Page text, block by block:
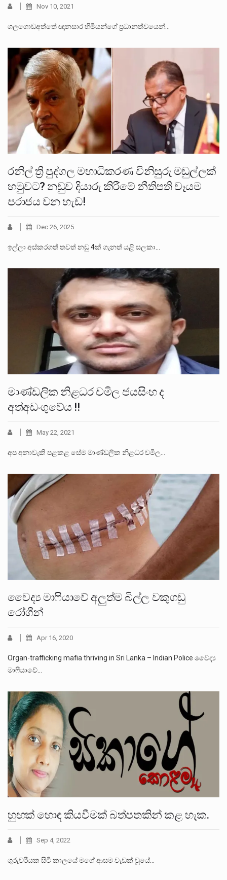
Nov 10, 2021
ගලගොඩඅත්තේ ඥානසාර හිමියන්ගේ ප්‍රධානත්වයෙන්…
රනිල් ත්‍රි පුද්ගල මහාධිකරණ විනිසුරු මඩුල්ලක්
හමුවට? නඩුව දියාරු කිරීමේ නීතිපති වෑයම
පරාජය වන හැඩ!
Dec 26, 2025
ඉල්ලා අස්කරගත් තවත් නඩු 4ක් ගැනත් යළි සලකා…
මාණ්ඩලික නිළධර චමිල ජයසිංහ ද
අත්අඩංගුවේය !!
May 22, 2021
අප අනාවැකි පළකළ සේම මාණ්ඩලික නිළධර චමිල…
වෛද්‍ය මාෆියාවේ අලුත්ම බිල්ල වකුගඩු
රෝගීන්
Apr 16, 2020
Organ-trafficking mafia thriving in Sri Lanka – Indian Police වෛද්‍ය
මාෆියාවේ…
හුඟක් හොඳ කියවීමක් බත්පතකින් කළ හැක.
Sep 4, 2022
ගුරුවරියක සිටි කාලයේ මගේ ආසම වැඩක් වූයේ…